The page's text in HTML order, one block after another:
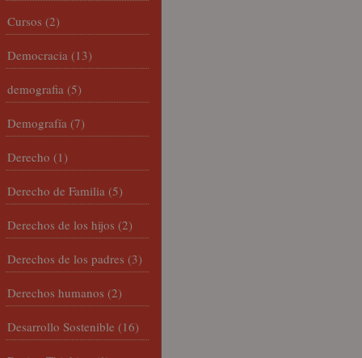
Cursos (2)
Democracia (13)
demografia (5)
Demografía (7)
Derecho (1)
Derecho de Familia (5)
Derechos de los hijos (2)
Derechos de los padres (3)
Derechos humanos (2)
Desarrollo Sostenible (16)